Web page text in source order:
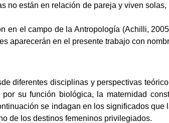
no están en relación de pareja y viven
en el campo de la Antropología (Achilli,
aparecerán en el presente trabajo con
diferentes disciplinas y perspectivas
su función biológica, la maternidad
se indagan en los significados
de los destinos femeninos privilegiados.